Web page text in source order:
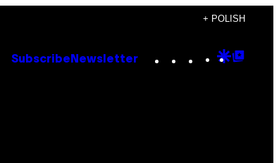
+ POLISH
Subscribe Newsletter Instagram
TikTok
YouTube
Google